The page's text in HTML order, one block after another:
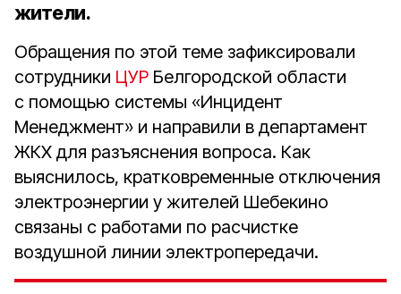
жители.
Обращения по этой теме зафиксировали
сотрудники ЦУР Белгородской области
с помощью системы «Инцидент
Менеджмент» и направили в департамент
ЖКХ для разъяснения вопроса. Как
выяснилось, кратковременные отключения
электроэнергии у жителей Шебекино
связаны с работами по расчистке
воздушной линии электропередачи.